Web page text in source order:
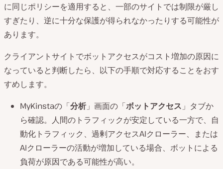
に同じポリシーを適用すると、一部のサイトでは制限が厳し
すぎたり、逆に十分な保護が得られなかったりする可能性が
あります。
クライアントサイトでボットアクセスがコスト増加の原因に
なっていると判断したら、以下の手順で対応することをおす
すめします。
MyKinstaの「分析 」画面の「ボットアクセス 」タブか
ら確認。人間のトラフィックが安定している一方で、自
動化トラフィック、過剰アクセスAIクローラー、または
AIクローラーの活動が増加している場合、ボットによる
負荷が原因である可能性が高い。